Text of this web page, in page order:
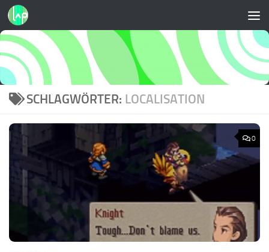
Zum Inhalt springen
SCHLAGWÖRTER: LOCALISATION
0